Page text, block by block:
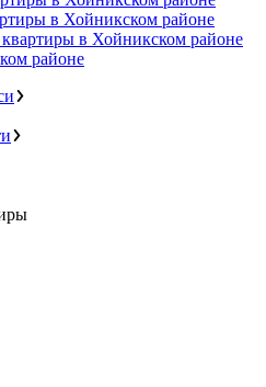
в Хойникском районе
в Хойникском районе
районе